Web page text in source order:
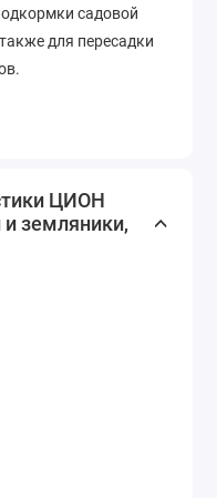
садовой
для пересадки
удобрением, не
грунт.
сильной
подготовку
ЦИОН
и земляники,